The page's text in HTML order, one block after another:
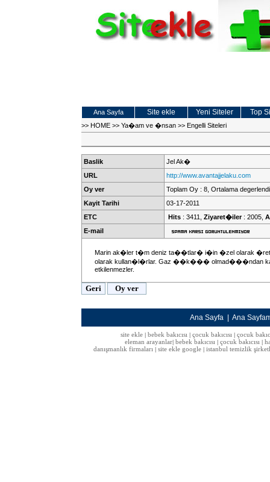
Ana Sayfa Site ekle Yeni Siteler Top
>> HOME >> Ya�am ve �nsan >> Engelli Siteleri
Baslik
Jel Ak�
URL
http://www.avantajjelaku.com
Oy ver
Toplam Oy : 8, Ortalama
Kayit Tarihi
03-17-2011
ETC
Hits : 3411, Ziyaret�iler: 2005,
E-mail
Marin ak�ler t�m deniz ta��tlar� i�in �zel olarak
olarak kullan�l�rlar. Gaz ��k��� olmad���ndan
etkilenmezler.
Ana Sayfa Ana
site ekle| bebek bakıcısı| çocuk bakıcısı| çocuk
eleman arayanlar bebek bakıcısı çocuk bakıcısı
danışmanlık firmaları
site ekle google istanbul temizlik